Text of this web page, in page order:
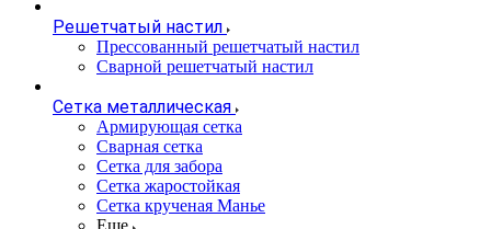
Решетчатый настил
Прессованный решетчатый настил
Сварной решетчатый настил
Сетка металлическая
Армирующая сетка
Сварная сетка
Сетка для забора
Сетка жаростойкая
Сетка крученая Манье
Еще